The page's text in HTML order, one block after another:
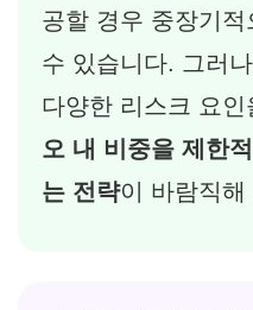
공할 경우 중장기
수 있습니다. 그러
다양한 리스크 요인
오 내 비중을 제한
는 전략이 바람직해